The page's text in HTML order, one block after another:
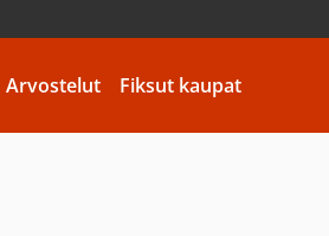
Arvostelut Fiksut kaupat